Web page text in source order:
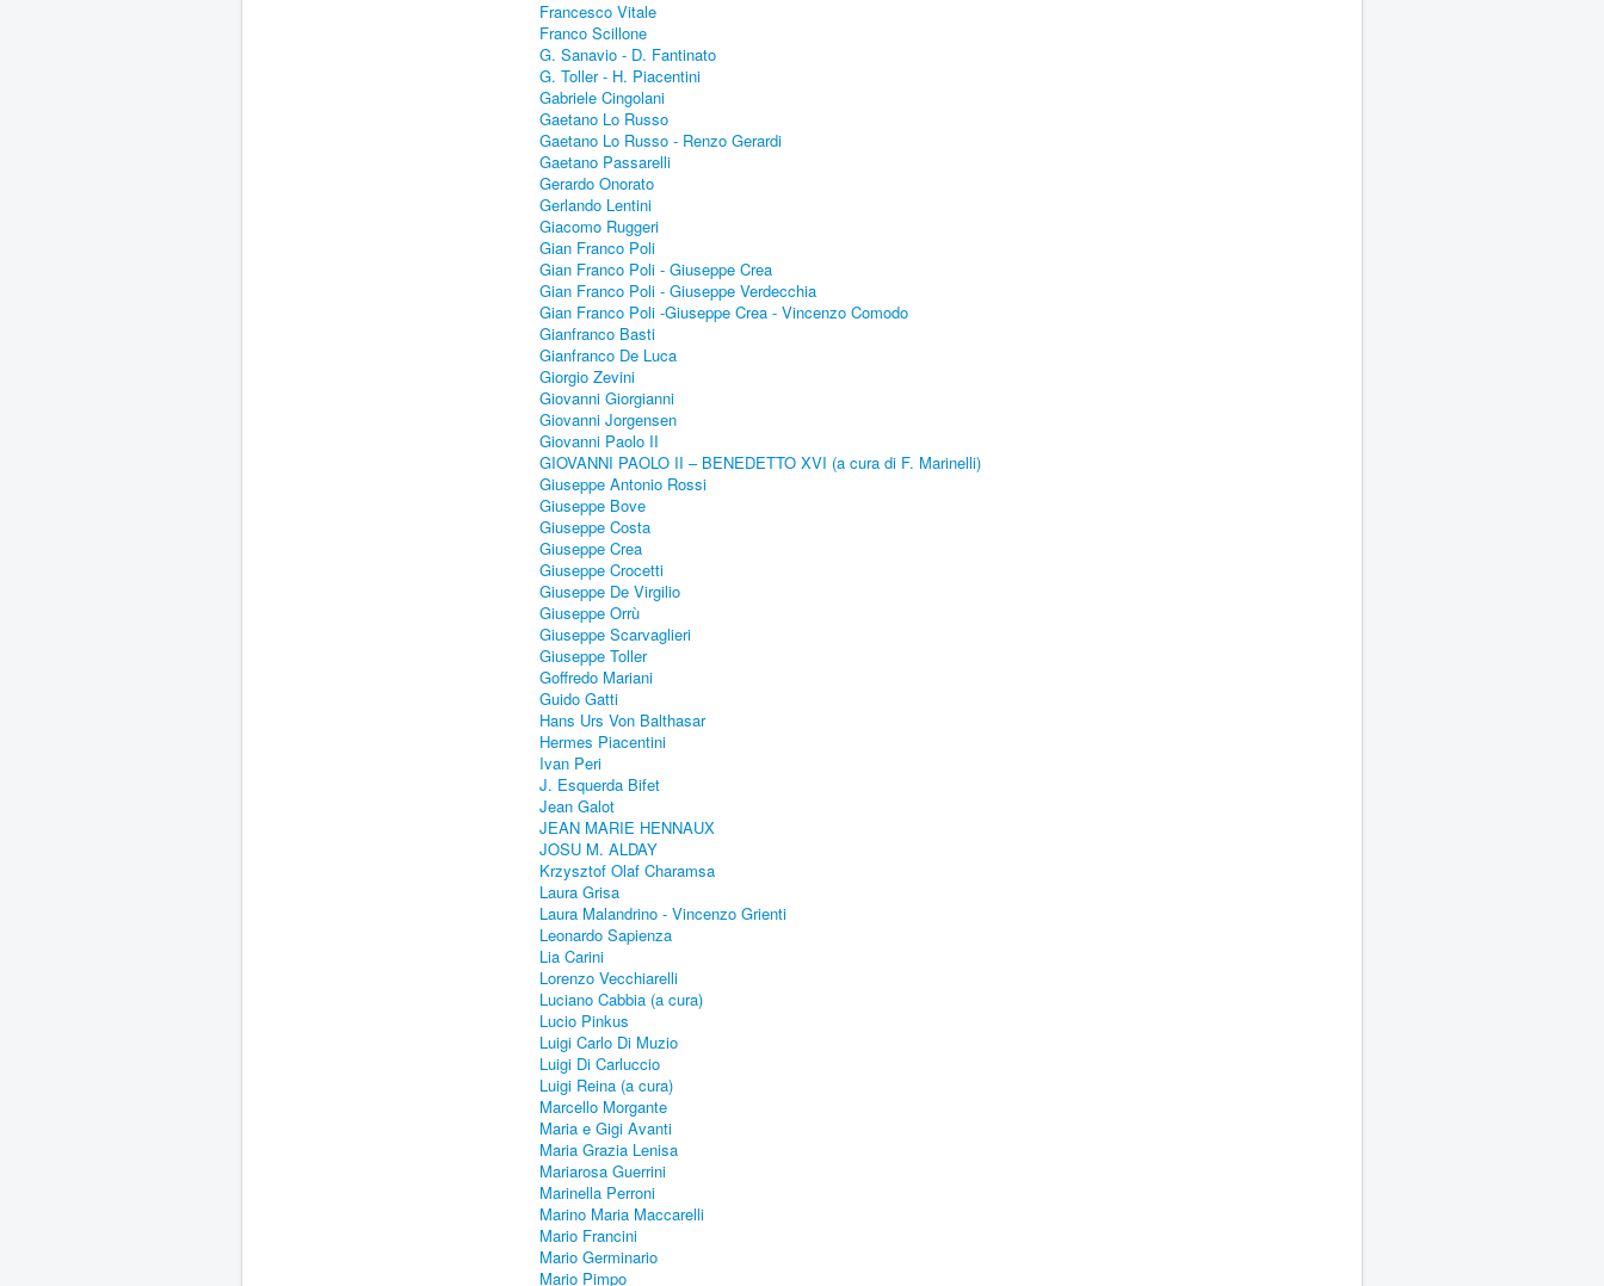
Francesco Vitale
Franco Scillone
G. Sanavio - D. Fantinato
G. Toller - H. Piacentini
Gabriele Cingolani
Gaetano Lo Russo
Gaetano Lo Russo - Renzo Gerardi
Gaetano Passarelli
Gerardo Onorato
Gerlando Lentini
Giacomo Ruggeri
Gian Franco Poli
Gian Franco Poli - Giuseppe Crea
Gian Franco Poli - Giuseppe Verdecchia
Gian Franco Poli -Giuseppe Crea - Vincenzo Comodo
Gianfranco Basti
Gianfranco De Luca
Giorgio Zevini
Giovanni Giorgianni
Giovanni Jorgensen
Giovanni Paolo II
GIOVANNI PAOLO II – BENEDETTO XVI (a cura di F. Marinelli)
Giuseppe Antonio Rossi
Giuseppe Bove
Giuseppe Costa
Giuseppe Crea
Giuseppe Crocetti
Giuseppe De Virgilio
Giuseppe Orrù
Giuseppe Scarvaglieri
Giuseppe Toller
Goffredo Mariani
Guido Gatti
Hans Urs Von Balthasar
Hermes Piacentini
Ivan Peri
J. Esquerda Bifet
Jean Galot
JEAN MARIE HENNAUX
JOSU M. ALDAY
Krzysztof Olaf Charamsa
Laura Grisa
Laura Malandrino - Vincenzo Grienti
Leonardo Sapienza
Lia Carini
Lorenzo Vecchiarelli
Luciano Cabbia (a cura)
Lucio Pinkus
Luigi Carlo Di Muzio
Luigi Di Carluccio
Luigi Reina (a cura)
Marcello Morgante
Maria e Gigi Avanti
Maria Grazia Lenisa
Mariarosa Guerrini
Marinella Perroni
Marino Maria Maccarelli
Mario Francini
Mario Germinario
Mario Pimpo